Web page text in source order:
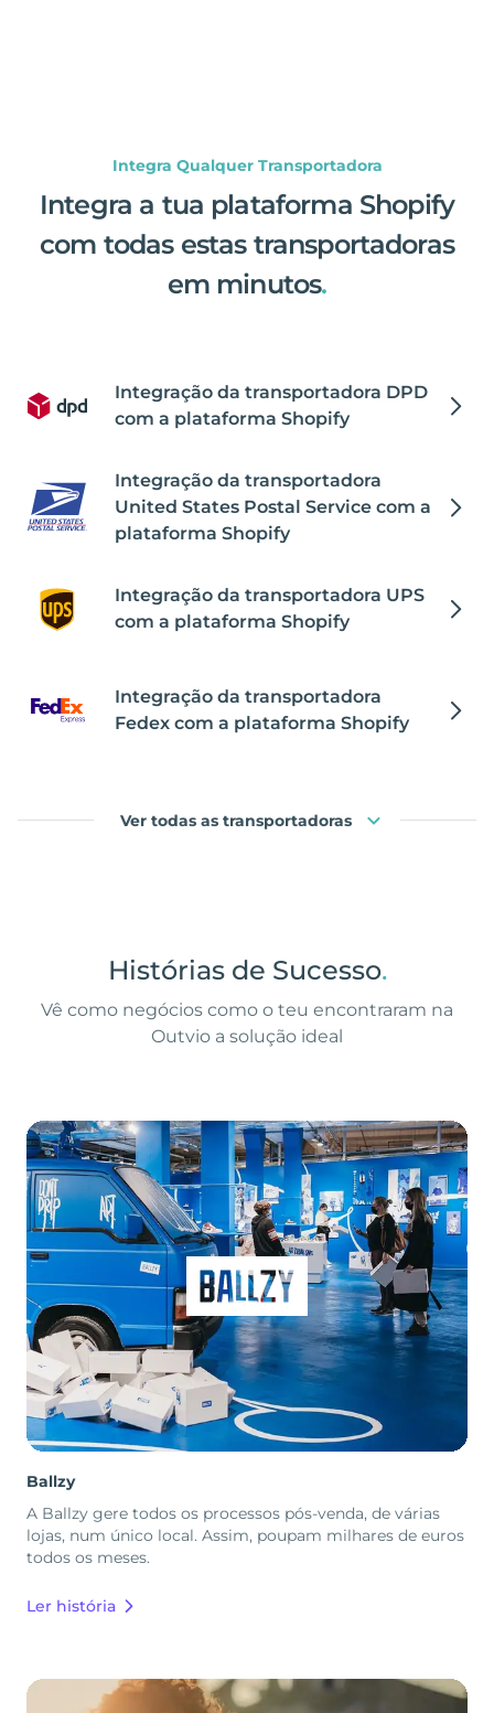
Integra Qualquer Transportadora
Integra a tua plataforma Shopify
com todas estas transportadoras
em minutos.
Integração da transportadora DPD
com a plataforma Shopify
Integração da transportadora
United States Postal Service com a
plataforma Shopify
Integração da transportadora UPS
com a plataforma Shopify
Integração da transportadora
Fedex com a plataforma Shopify
Ver todas as transportadoras
Histórias de Sucesso.
Vê como negócios como o teu encontraram na
Outvio a solução ideal
Ballzy
A Ballzy gere todos os processos pós-venda, de várias
lojas, num único local. Assim, poupam milhares de euros
todos os meses.
Ler história